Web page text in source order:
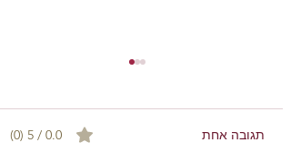
תגובה אחת 0.0 / 5 ‏(0)